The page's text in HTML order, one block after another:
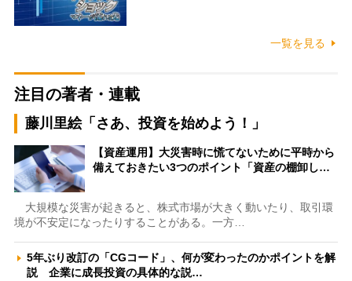
一覧を見る
注目の著者・連載
藤川里絵「さあ、投資を始めよう！」
【資産運用】大災害時に慌てないために平時から
備えておきたい3つのポイント「資産の棚卸し…
大規模な災害が起きると、株式市場が大きく動いたり、取引環
境が不安定になったりすることがある。一方…
5年ぶり改訂の「CGコード」、何が変わったのかポイントを解
説 企業に成長投資の具体的な説…